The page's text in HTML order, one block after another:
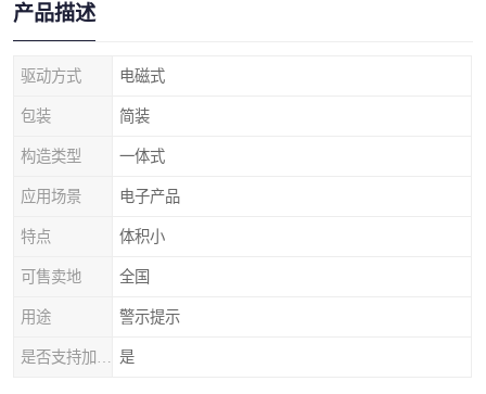
产品描述
驱动方式 电磁式
包装 简装
构造类型 一体式
应用场景 电子产品
特点 体积小
可售卖地 全国
用途 警示提示
是